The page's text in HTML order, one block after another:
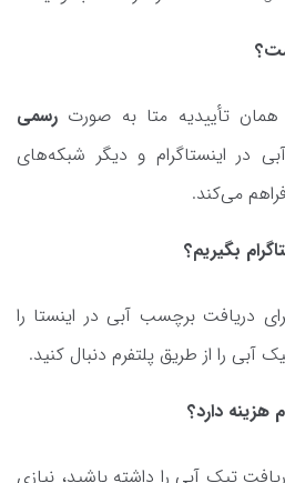
رسمی
در اینستاگرام و دیگر شبکه‌های
می‌کند.
بگیریم؟
دریافت برچسب آبی در اینستا را
آبی را از طریق پلتفرم دنبال کنید.
هزینه دارد؟
تیک آبی را داشته باشید، نیازی